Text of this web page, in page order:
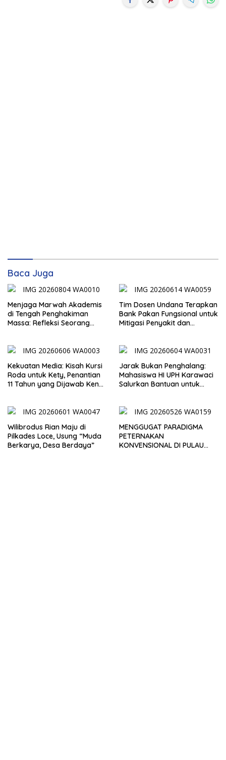
Baca Juga
Menjaga Marwah Akademis
di Tengah Penghakiman
Massa: Refleksi Seorang
Tim Dosen Undana Terapkan
Bank Pakan Fungsional untuk
Mitigasi Penyakit dan
Kekuatan Media: Kisah Kursi
Roda untuk Kety, Penantian
11 Tahun yang Dijawab Ken
Jarak Bukan Penghalang:
Mahasiswa HI UPH Karawaci
Salurkan Bantuan untuk
Wilibrodus Rian Maju di
Pilkades Loce, Usung “Muda
Berkarya, Desa Berdaya”
MENGGUGAT PARADIGMA
PETERNAKAN
KONVENSIONAL DI PULAU